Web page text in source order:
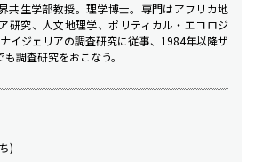
共生学部教授。理学博士。専門はアフリカ地
研究、人文地理学、ポリティカル・エコロジ
イジェリアの調査研究に従事、1984年以降ザ
調査研究をおこなう。
)